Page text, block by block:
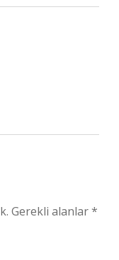
Gerekli alanlar*